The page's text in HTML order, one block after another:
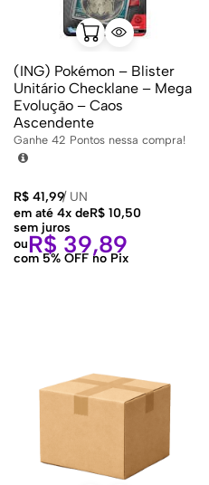
(ING) Pokémon – Blister
Unitário Checklane – Mega
Evolução – Caos
Ascendente
Ganhe 42 Pontos nessa compra!
R$ 41,99/UN
em até 4x deR$ 10,50
sem juros
ouR$ 39,89
com 5% OFF no Pix